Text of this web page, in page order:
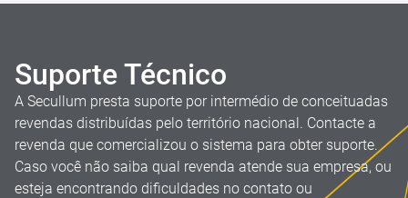
Suporte Técnico
A Secullum presta suporte por intermédio de conceituadas
revendas distribuídas pelo território nacional. Contacte a
revenda que comercializou o sistema para obter suporte.
Caso você não saiba qual revenda atende sua empresa, ou
esteja encontrando dificuldades no contato ou